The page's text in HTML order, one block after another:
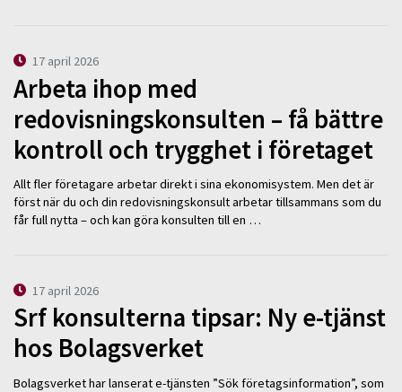
17 april 2026
Arbeta ihop med
redovisningskonsulten – få bättre
kontroll och trygghet i företaget
Allt fler företagare arbetar direkt i sina ekonomisystem. Men det är
först när du och din redovisningskonsult arbetar tillsammans som du
får full nytta – och kan göra konsulten till en …
17 april 2026
Srf konsulterna tipsar: Ny e-tjänst
hos Bolagsverket
Bolagsverket har lanserat e-tjänsten ”Sök företagsinformation”, som